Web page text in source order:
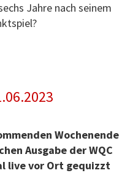
Jahre nach seinem
Wochenende
Ausgabe der WQC
live vor Ort gequizzt